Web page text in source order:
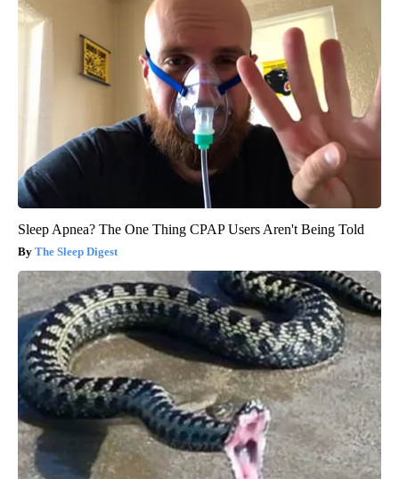
Sleep Apnea? The One Thing CPAP Users Aren't Being Told
The Sleep Digest